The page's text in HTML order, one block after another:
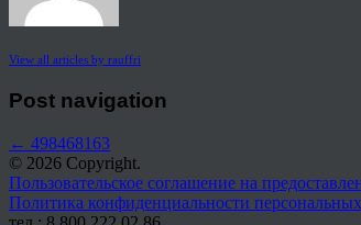
View all articles by rauffri
Post navigation
← 498468163
© 2026 Copyright.
Пользовательское соглашение на
Политика конфиденциальности